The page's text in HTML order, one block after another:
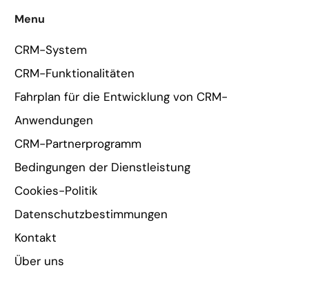
Menu
CRM-System
CRM-Funktionalitäten
Fahrplan für die Entwicklung von CRM-
Anwendungen
CRM-Partnerprogramm
Bedingungen der Dienstleistung
Cookies-Politik
Datenschutzbestimmungen
Kontakt
Über uns